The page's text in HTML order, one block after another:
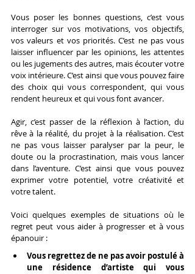
Vous poser les bonnes questions, c’est vous
interroger sur vos motivations, vos objectifs,
vos valeurs et vos priorités. C’est ne pas vous
laisser influencer par les opinions, les attentes
ou les jugements des autres, mais écouter votre
voix intérieure. C’est ainsi que vous pouvez faire
des choix qui vous correspondent, qui vous
rendent heureux et qui vous font avancer.
Agir, c’est passer de la réflexion à l’action, du
rêve à la réalité, du projet à la réalisation. C’est
ne pas vous laisser paralyser par la peur, le
doute ou la procrastination, mais vous lancer
dans l’aventure. C’est ainsi que vous pouvez
exprimer votre potentiel, votre créativité et
votre talent.
Voici quelques exemples de situations où le
regret peut vous aider à progresser et à vous
épanouir :
Vous regrettez de ne pas avoir postulé à
une résidence d’artiste qui vous